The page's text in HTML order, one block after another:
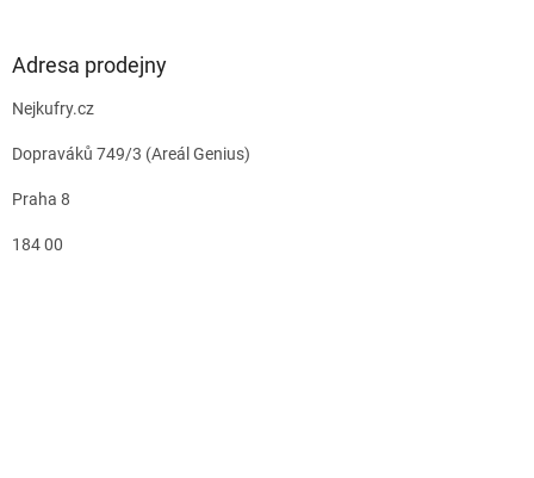
Adresa prodejny
Nejkufry.cz
Dopraváků 749/3 (Areál Genius)
Praha 8
184 00